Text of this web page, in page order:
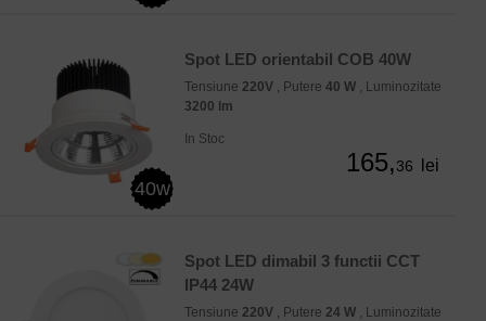
40w
Spot LED orientabil COB 40W
Tensiune 220V , Putere 40 W , Luminozitate
3200 lm
In Stoc
165,36 lei
Spot LED dimabil 3 functii CCT
IP44 24W
Tensiune 220V , Putere 24 W , Luminozitate